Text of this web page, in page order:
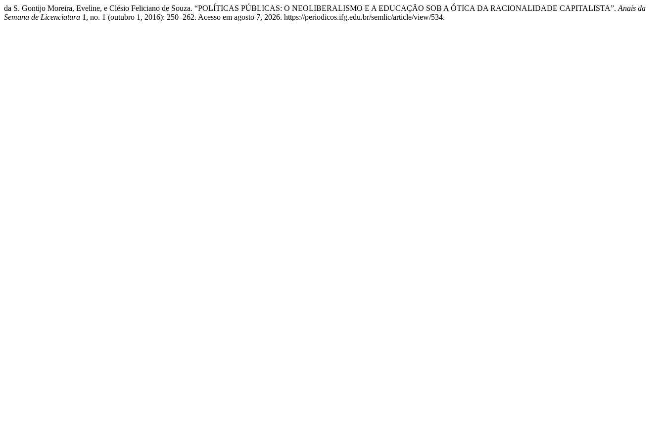
da S. Gontijo Moreira, Eveline, e Clésio Feliciano de Souza. “POLÍTICAS PÚBLICAS: O NEOLIBERALISMO E A EDUCAÇÃO SOB A ÓTICA DA RACIONALIDADE CAPITALISTA”. Anais da
Semana de Licenciatura 1, no. 1 (outubro 1, 2016): 250–262. Acesso em agosto 7, 2026. https://periodicos.ifg.edu.br/semlic/article/view/534.